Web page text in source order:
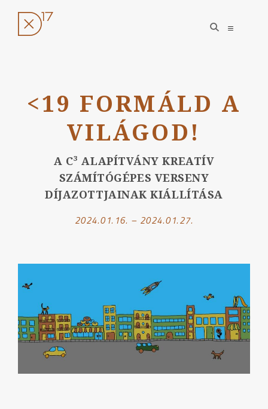
tartalomhoz
open
search
open
<19 FORMÁLD A
VILÁGOD!
A C³ ALAPÍTVÁNY KREATÍV
SZÁMÍTÓGÉPES VERSENY
DÍJAZOTTJAINAK KIÁLLÍTÁSA
2024.01.16. – 2024.01.27.